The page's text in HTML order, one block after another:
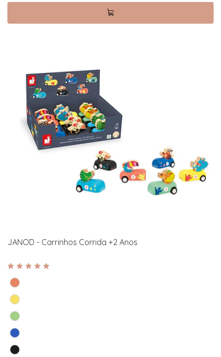
JANOD - Carrinhos Corrida +2 Anos